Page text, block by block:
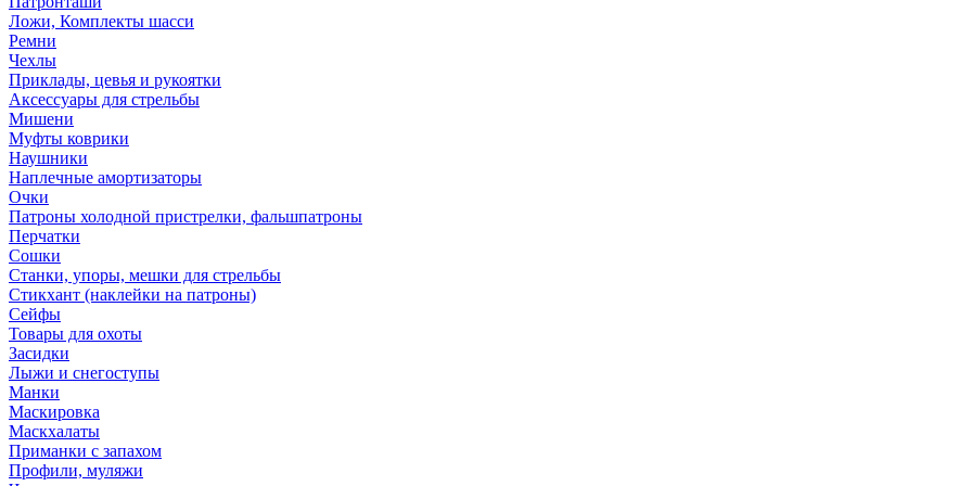
Ложи, Комплекты шасси
Ремни
Чехлы
Приклады, цевья и рукоятки
Аксессуары для стрельбы
Мишени
Муфты коврики
Наушники
Наплечные амортизаторы
Очки
Патроны холодной пристрелки, фальшпатроны
Перчатки
Сошки
Станки, упоры, мешки для стрельбы
Стикхант (наклейки на патроны)
Сейфы
Товары для охоты
Засидки
Лыжи и снегоступы
Манки
Маскировка
Маскхалаты
Приманки с запахом
Профили, муляжи